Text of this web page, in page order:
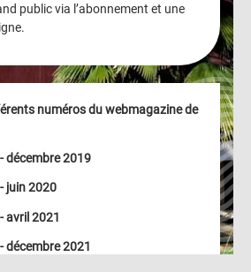
public via l’abonnement et une
numéros du webmagazine de
- décembre 2019
- juin 2020
- avril 2021
- décembre 2021